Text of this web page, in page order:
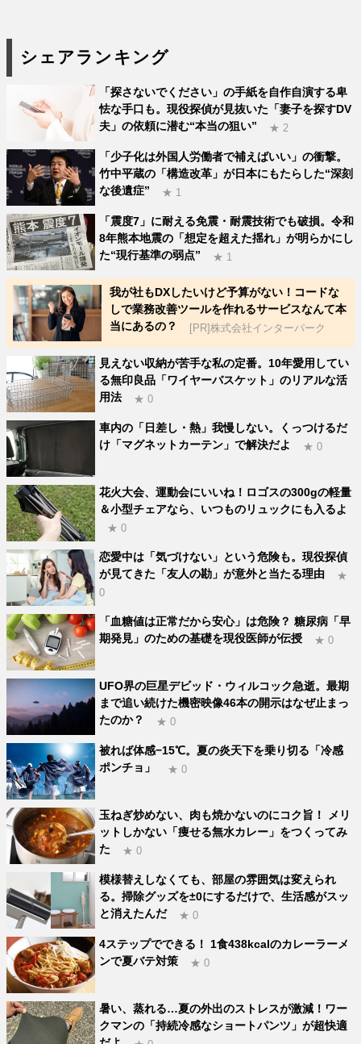
シェアランキング
「探さないでください」の手紙を自作自演する卑
怯な手口も。現役探偵が見抜いた「妻子を探すDV
夫」の依頼に潜む“本当の狙い”
★ 2
「少子化は外国人労働者で補えばいい」の衝撃。
竹中平蔵の「構造改革」が日本にもたらした“深刻
な後遺症”
★ 1
「震度7」に耐える免震・耐震技術でも破損。令和
8年熊本地震の「想定を超えた揺れ」が明らかにし
た“現行基準の弱点”
★ 1
我が社もDXしたいけど予算がない！コードな
しで業務改善ツールを作れるサービスなんて本
当にあるの？
[PR]株式会社インターパーク
見えない収納が苦手な私の定番。10年愛用してい
る無印良品「ワイヤーバスケット」のリアルな活
用法
★ 0
車内の「日差し・熱」我慢しない。くっつけるだ
け「マグネットカーテン」で解決だよ
★ 0
花火大会、運動会にいいね！ロゴスの300gの軽量
＆小型チェアなら、いつものリュックにも入るよ
★ 0
恋愛中は「気づけない」という危険も。現役探偵
が見てきた「友人の勘」が意外と当たる理由
★
0
「血糖値は正常だから安心」は危険？ 糖尿病「早
期発見」のための基礎を現役医師が伝授
★ 0
UFO界の巨星デビッド・ウィルコック急逝。最期
まで追い続けた機密映像46本の開示はなぜ止まっ
たのか？
★ 0
被れば体感−15℃。夏の炎天下を乗り切る「冷感
ポンチョ」
★ 0
玉ねぎ炒めない、肉も焼かないのにコク旨！ メリ
ットしかない「痩せる無水カレー」をつくってみ
た
★ 0
模様替えしなくても、部屋の雰囲気は変えられ
る。掃除グッズを±0にするだけで、生活感がスッ
と消えたんだ
★ 0
4ステップでできる！ 1食438kcalのカレーラーメ
ンで夏バテ対策
★ 0
暑い、蒸れる…夏の外出のストレスが激減！ワー
クマンの「持続冷感なショートパンツ」が超快適